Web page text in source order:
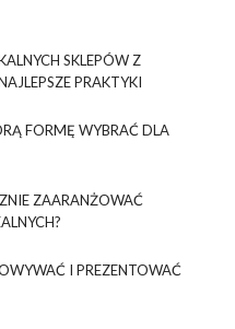
SKLEPÓW Z
PRAKTYKI
FORMĘ WYBRAĆ DLA
ZAARANŻOWAĆ
I PREZENTOWAĆ